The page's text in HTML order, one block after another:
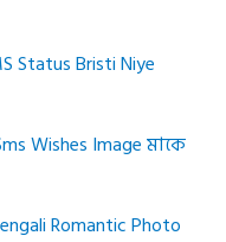
Status Bristi Niye
Wishes Image মাকে
Romantic Photo